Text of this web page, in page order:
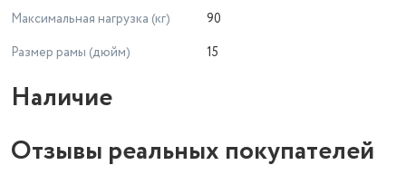
Максимальная нагрузка (кг)
90
Размер рамы (дюйм)
15
Наличие
Отзывы реальных покупателей